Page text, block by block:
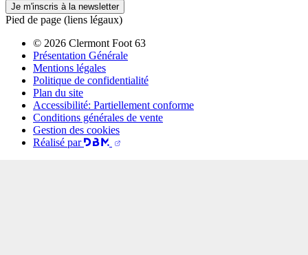
Je m'inscris à la newsletter
Pied de page (liens légaux)
© 2026 Clermont Foot 63
Présentation Générale
Mentions légales
Politique de confidentialité
Plan du site
Accessibilité: Partiellement conforme
Conditions générales de vente
Gestion des cookies
Réalisé par